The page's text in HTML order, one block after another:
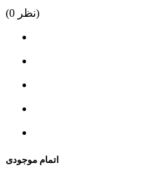
(0 نظر)
اتمام موجودی